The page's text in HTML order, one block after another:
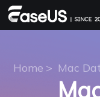
Home > Mac